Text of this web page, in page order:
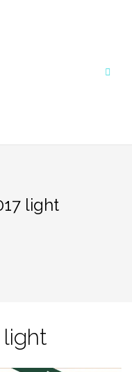
light
light